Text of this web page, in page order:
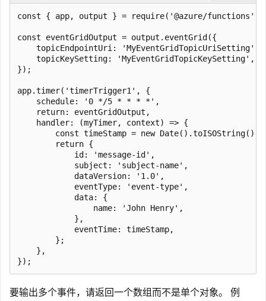
const { app, output } = require('@azure/functions');
const eventGridOutput = output.eventGrid({
    topicEndpointUri: 'MyEventGridTopicUriSetting',
    topicKeySetting: 'MyEventGridTopicKeySetting',
});
app.timer('timerTrigger1', {
    schedule: '0 */5 * * * *',
    return: eventGridOutput,
    handler: (myTimer, context) => {
        const timeStamp = new Date().toISOString();
        return {
            id: 'message-id',
            subject: 'subject-name',
            dataVersion: '1.0',
            eventType: 'event-type',
            data: {
                name: 'John Henry',
            },
            eventTime: timeStamp,
        };
    },
要输出多个事件，请返回一个数组而不是单个对象。 例